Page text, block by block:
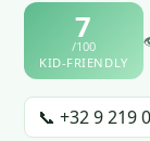
7
/100
KID-FRIENDLY
📞 +32 9 219